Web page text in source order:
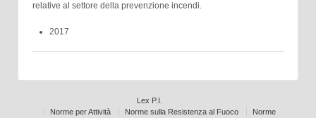
relative al settore della prevenzione incendi.
2017
Lex P.I.
Norme per Attività
Norme sulla Resistenza al Fuoco
Norme